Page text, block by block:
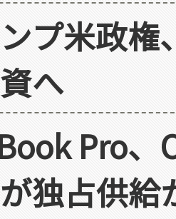
プ米政
へ
Pro
独占供給